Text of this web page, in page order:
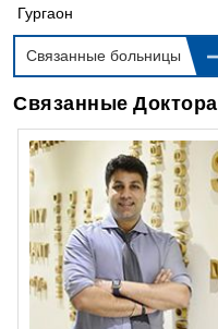
Гургаон
Связанные больницы
Связанные Доктора